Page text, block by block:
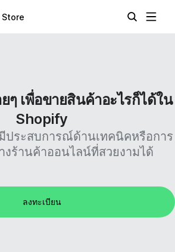
ๆ เพื่อขายสินค้าอะไรก็ได้ใน
Shopify
ประสบการณ์ด้านเทคนิคหรือการ
งร้านค้าออนไลน์ที่สวยงามได้
ลงทะเบียน